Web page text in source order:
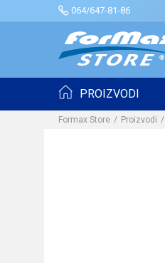
064/647-81-86
PROIZVODI
Formax Store Proizvodi